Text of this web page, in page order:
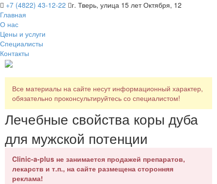
+7 (4822) 43-12-22
г. Тверь, улица 15 лет Октября, 12
Главная
О нас
Цены и услуги
Специалисты
Контакты
Все материалы на сайте несут информационный характер,
обязательно проконсультируйтесь со специалистом!
Лечебные свойства коры дуба
для мужской потенции
Clinic-a-plus не занимается продажей препаратов,
лекарств и т.п., на сайте размещена сторонняя
реклама!